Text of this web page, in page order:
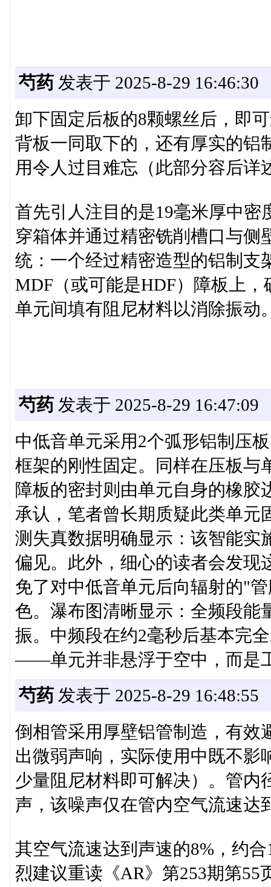
芍药发表于 2025-8-29 16:46:30
卸下固定后板的8颗螺丝后，即
背板一同取下的，还有厚实的铝
用令人过目难忘（此部分容后详
首先引人注目的是19毫米厚中
穿箱体并通过精密铣削槽口与侧
统：一个经过精密造型的铝制支
MDF（或可能是HDF）障板上
单元间填有阻尼材料以消除振动
芍药发表于 2025-8-29 16:47:09
中低音单元采用2个弧形铝制压
框架的刚性固定。同样在压板与
障板的密封则由单元自身的橡
承认，笔者曾长期质疑此类单元
测失真数据明确显示：该智能实
偏见。此外，细心的读者会发
免了对中低音单元后向辐射的"
色。瀑布图清晰显示：全频段能
振。中频段在约2毫秒后基本完
——单元并非悬浮于空中，而是
芍药发表于 2025-8-29 16:48:55
倒相管采用厚壁铝管制造，有效
出微弱声响，实际使用中既不影
少量阻尼材料即可解决）。管内
声，该噪声仅在管内空气流速达
其空气流速达到声速的8%，约
烈建议重读《AR》第253期第55